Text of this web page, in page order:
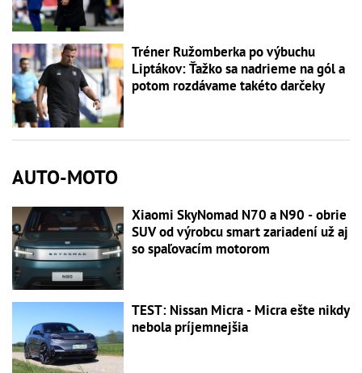
Tréner Ružomberka po výbuchu
Liptákov: Ťažko sa nadrieme na gól a
potom rozdávame takéto darčeky
AUTO-MOTO
Xiaomi SkyNomad N70 a N90 - obrie
SUV od výrobcu smart zariadení už aj
so spaľovacím motorom
TEST: Nissan Micra - Micra ešte nikdy
nebola príjemnejšia